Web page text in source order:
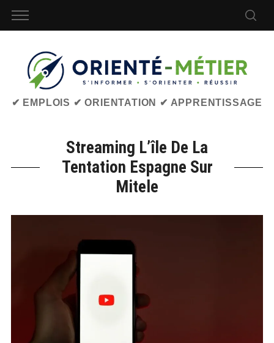
✔ EMPLOIS ✔ ORIENTATION ✔ APPRENTISSAGE
Streaming L’île De La
Tentation Espagne Sur
Mitele